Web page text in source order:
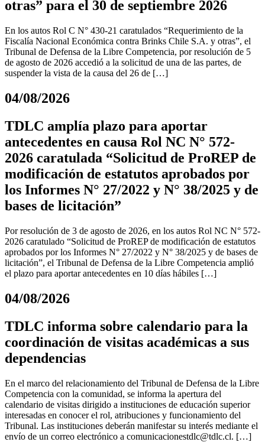
otras” para el 30 de septiembre 2026
En los autos Rol C N° 430-21 caratulados “Requerimiento de la
Fiscalía Nacional Económica contra Brinks Chile S.A. y otras”, el
Tribunal de Defensa de la Libre Competencia, por resolución de 5
de agosto de 2026 accedió a la solicitud de una de las partes, de
suspender la vista de la causa del 26 de […]
04/08/2026
TDLC amplía plazo para aportar
antecedentes en causa Rol NC N° 572-
2026 caratulada “Solicitud de ProREP de
modificación de estatutos aprobados por
los Informes N° 27/2022 y N° 38/2025 y de
bases de licitación”
Por resolución de 3 de agosto de 2026, en los autos Rol NC N° 572-
2026 caratulado “Solicitud de ProREP de modificación de estatutos
aprobados por los Informes N° 27/2022 y N° 38/2025 y de bases de
licitación”, el Tribunal de Defensa de la Libre Competencia amplió
el plazo para aportar antecedentes en 10 días hábiles […]
04/08/2026
TDLC informa sobre calendario para la
coordinación de visitas académicas a sus
dependencias
En el marco del relacionamiento del Tribunal de Defensa de la Libre
Competencia con la comunidad, se informa la apertura del
calendario de visitas dirigido a instituciones de educación superior
interesadas en conocer el rol, atribuciones y funcionamiento del
Tribunal. Las instituciones deberán manifestar su interés mediante el
envío de un correo electrónico a comunicacionestdlc@tdlc.cl. […]